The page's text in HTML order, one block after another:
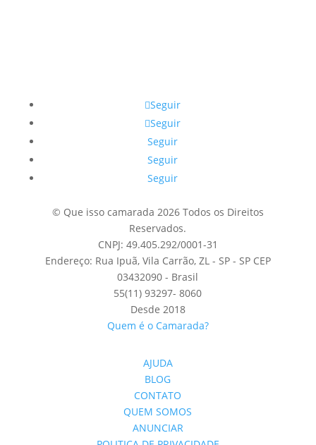
Seguir
Seguir
Seguir
Seguir
Seguir
© Que isso camarada 2026 Todos os Direitos
Reservados.
CNPJ: 49.405.292/0001-31
Endereço: Rua Ipuã, Vila Carrão, ZL - SP - SP CEP
03432090 - Brasil
55(11) 93297- 8060
Desde 2018
Quem é o Camarada?
AJUDA
BLOG
CONTATO
QUEM SOMOS
ANUNCIAR